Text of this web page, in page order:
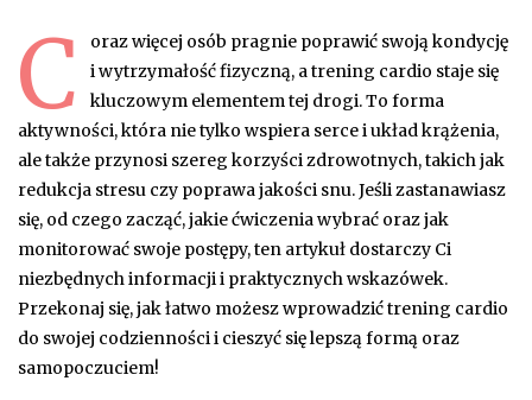
C
oraz więcej osób pragnie poprawić swoją kondycję
i wytrzymałość fizyczną, a trening cardio staje się
kluczowym elementem tej drogi. To forma
aktywności, która nie tylko wspiera serce i układ krążenia,
ale także przynosi szereg korzyści zdrowotnych, takich jak
redukcja stresu czy poprawa jakości snu. Jeśli zastanawiasz
się, od czego zacząć, jakie ćwiczenia wybrać oraz jak
monitorować swoje postępy, ten artykuł dostarczy Ci
niezbędnych informacji i praktycznych wskazówek.
Przekonaj się, jak łatwo możesz wprowadzić trening cardio
do swojej codzienności i cieszyć się lepszą formą oraz
samopoczuciem!